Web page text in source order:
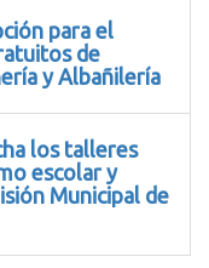
para el
de
y Albañilería
los talleres
escolar y
Municipal de